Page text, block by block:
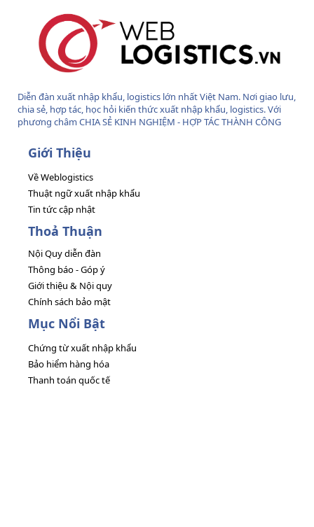
Diễn đàn xuất nhập khẩu, logistics lớn nhất Việt Nam. Nơi giao lưu,
chia sẻ, hợp tác, học hỏi kiến thức xuất nhập khẩu, logistics. Với
phương châm CHIA SẺ KINH NGHIỆM - HỢP TÁC THÀNH CÔNG
Giới Thiệu
Về Weblogistics
Thuật ngữ xuất nhập khẩu
Tin tức cập nhật
Thoả Thuận
Nội Quy diễn đàn
Thông báo - Góp ý
Giới thiệu & Nội quy
Chính sách bảo mật
Mục Nổi Bật
Chứng từ xuất nhập khẩu
Bảo hiểm hàng hóa
Thanh toán quốc tế